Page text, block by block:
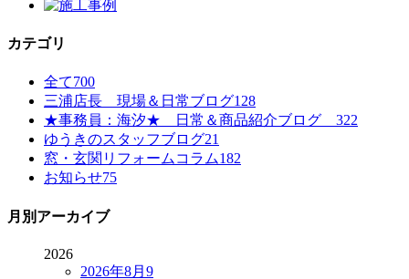
カテゴリ
全て700
三浦店長 現場＆日常ブログ128
★事務員：海汐★ 日常＆商品紹介ブログ 322
ゆうきのスタッフブログ21
窓・玄関リフォームコラム182
お知らせ75
月別アーカイブ
2026
2026年8月 9